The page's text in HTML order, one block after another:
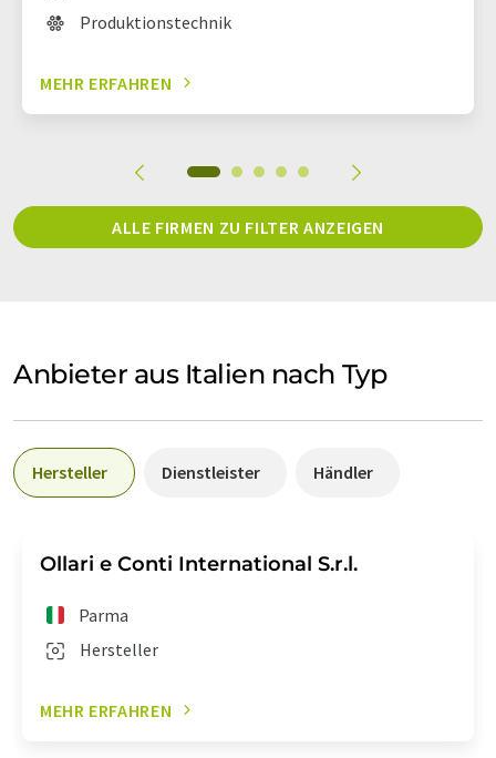
Produktionstechnik
MEHR ERFAHREN
ALLE FIRMEN ZU FILTER ANZEIGEN
Anbieter aus Italien nach Typ
Hersteller Dienstleister Händler
Ollari e Conti International S.r.l.
Hersteller
Parma
MEHR ERFAHREN